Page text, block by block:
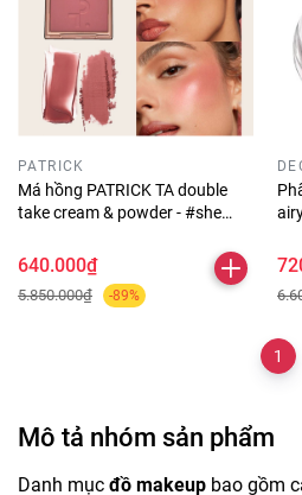
PATRICK
Má hồng PATRICK TA double
take cream & powder - #she
640.000₫
5.850.000₫ -89%
1
Mô tả nhóm sản phẩm
Danh mục đồ makeup bao gồm